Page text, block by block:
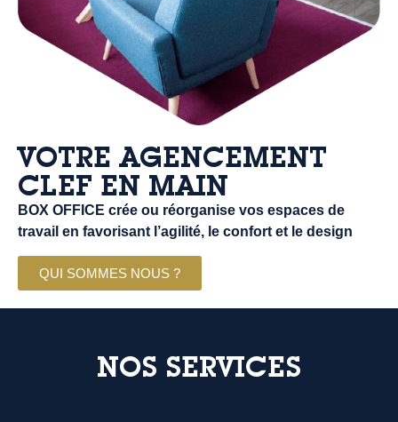
VOTRE AGENCEMENT
CLEF EN MAIN
BOX OFFICE crée ou réorganise vos espaces de
travail en favorisant l’agilité, le confort et le design
QUI SOMMES NOUS ?
NOS SERVICES